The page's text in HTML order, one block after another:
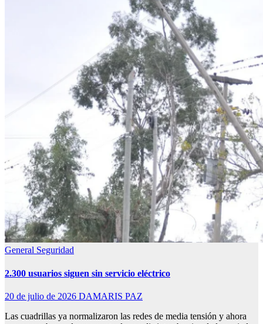
General Seguridad
2.300 usuarios siguen sin servicio eléctrico
20 de julio de 2026 DAMARIS PAZ
Las cuadrillas ya normalizaron las redes de media tensión y ahora